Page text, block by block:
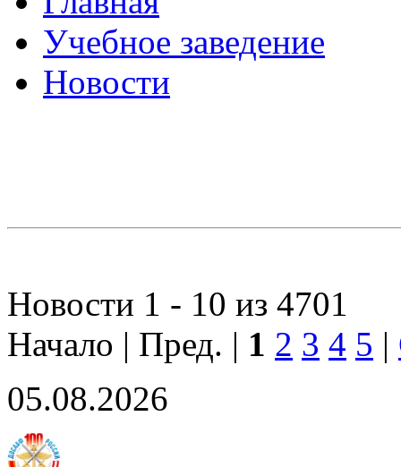
Учебное заведение
Новости
Новости 1 - 10 из 4701
Начало | Пред. | 1 2 3 4 5 |
05.08.2026